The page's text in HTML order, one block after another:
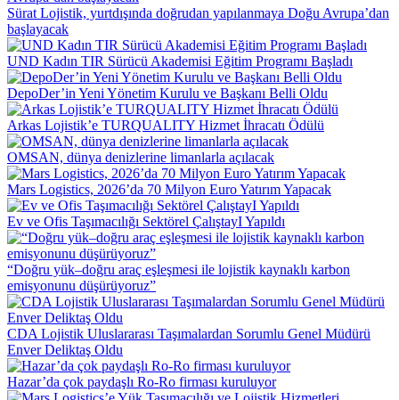
Sürat Lojistik, yurtdışında doğrudan yapılanmaya Doğu Avrupa’dan
başlayacak
UND Kadın TIR Sürücü Akademisi Eğitim Programı Başladı
DepoDer’in Yeni Yönetim Kurulu ve Başkanı Belli Oldu
Arkas Lojistik’e TURQUALITY Hizmet İhracatı Ödülü
OMSAN, dünya denizlerine limanlarla açılacak
Mars Logistics, 2026’da 70 Milyon Euro Yatırım Yapacak
Ev ve Ofis Taşımacılığı Sektörel ÇalıştayI Yapıldı
“Doğru yük–doğru araç eşleşmesi ile lojistik kaynaklı karbon
emisyonunu düşürüyoruz”
CDA Lojistik Uluslararası Taşımalardan Sorumlu Genel Müdürü
Enver Deliktaş Oldu
Hazar’da çok paydaşlı Ro-Ro firması kuruluyor